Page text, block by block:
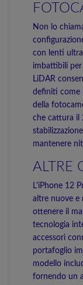
Non lo
con lenti
imbattibili
LiDAR
definiti come
della
che cattura il
mantenere
ALTRE
L'iPhone 12
altre nuove e
ottenere il
tecnologia
accessori
portafoglio
modello
fornendo un